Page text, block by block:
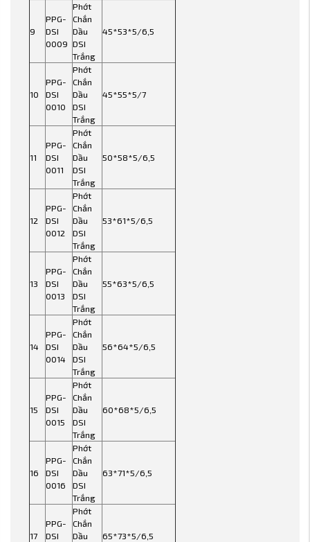
9
PPG-
DSI
0009
Phớt
Chắn
Dầu
DSI
Trắng
45*53*5/6,5
10
PPG-
DSI
0010
Phớt
Chắn
Dầu
DSI
Trắng
45*55*5/7
11
PPG-
DSI
0011
Phớt
Chắn
Dầu
DSI
Trắng
50*58*5/6,5
12
PPG-
DSI
0012
Phớt
Chắn
Dầu
DSI
Trắng
53*61*5/6,5
13
PPG-
DSI
0013
Phớt
Chắn
Dầu
DSI
Trắng
55*63*5/6,5
14
PPG-
DSI
0014
Phớt
Chắn
Dầu
DSI
Trắng
56*64*5/6,5
15
PPG-
DSI
0015
Phớt
Chắn
Dầu
DSI
Trắng
60*68*5/6,5
16
PPG-
DSI
0016
Phớt
Chắn
Dầu
DSI
Trắng
63*71*5/6,5
17
PPG-
DSI
Phớt
Chắn
Dầu
65*73*5/6,5